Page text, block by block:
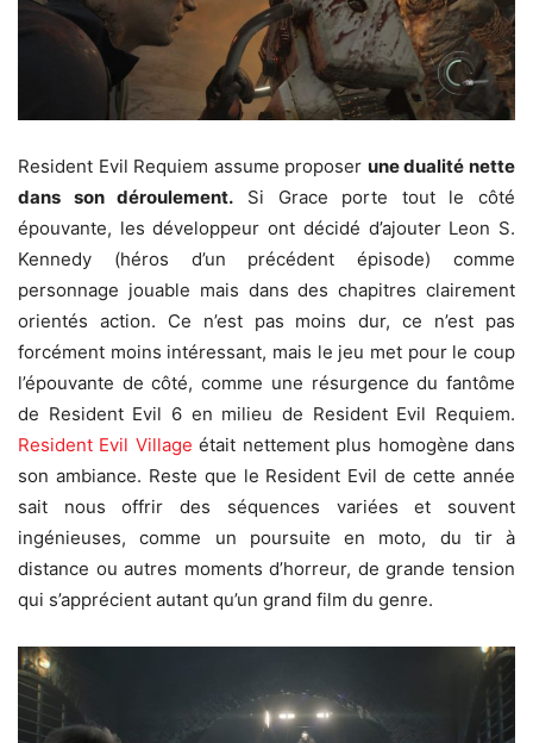
Resident Evil Requiem assume proposer une dualité nette
dans son déroulement. Si Grace porte tout le côté
épouvante, les développeur ont décidé d’ajouter Leon S.
Kennedy (héros d’un précédent épisode) comme
personnage jouable mais dans des chapitres clairement
orientés action. Ce n’est pas moins dur, ce n’est pas
forcément moins intéressant, mais le jeu met pour le coup
l’épouvante de côté, comme une résurgence du fantôme
de Resident Evil 6 en milieu de Resident Evil Requiem.
Resident Evil Village était nettement plus homogène dans
son ambiance. Reste que le Resident Evil de cette année
sait nous offrir des séquences variées et souvent
ingénieuses, comme un poursuite en moto, du tir à
distance ou autres moments d’horreur, de grande tension
qui s’apprécient autant qu’un grand film du genre.